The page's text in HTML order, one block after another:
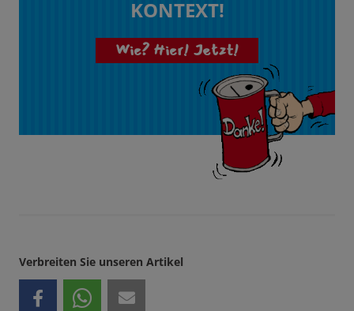
KONTEXT!
Wie? Hier! Jetzt!
Verbreiten Sie unseren Artikel